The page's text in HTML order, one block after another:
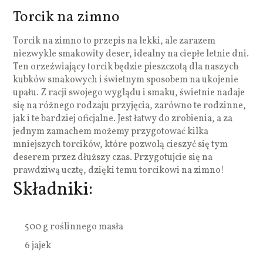
Torcik na zimno
Torcik na zimno to przepis na lekki, ale zarazem
niezwykle smakowity deser, idealny na ciepłe letnie dni.
Ten orzeźwiający torcik będzie pieszczotą dla naszych
kubków smakowych i świetnym sposobem na ukojenie
upału. Z racji swojego wyglądu i smaku, świetnie nadaje
się na różnego rodzaju przyjęcia, zarówno te rodzinne,
jak i te bardziej oficjalne. Jest łatwy do zrobienia, a za
jednym zamachem możemy przygotować kilka
mniejszych torcików, które pozwolą cieszyć się tym
deserem przez dłuższy czas. Przygotujcie się na
prawdziwą ucztę, dzięki temu torcikowi na zimno!
Składniki:
500 g roślinnego masła
6 jajek